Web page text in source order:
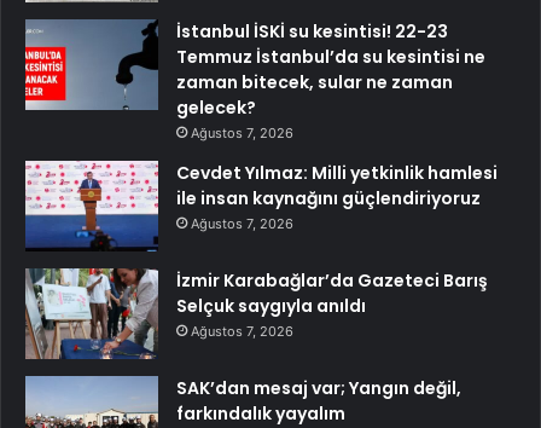
İstanbul İSKİ su kesintisi! 22-23
Temmuz İstanbul’da su kesintisi ne
zaman bitecek, sular ne zaman
gelecek?
Ağustos 7, 2026
Cevdet Yılmaz: Milli yetkinlik hamlesi
ile insan kaynağını güçlendiriyoruz
Ağustos 7, 2026
İzmir Karabağlar’da Gazeteci Barış
Selçuk saygıyla anıldı
Ağustos 7, 2026
SAK’dan mesaj var; Yangın değil,
farkındalık yayalım